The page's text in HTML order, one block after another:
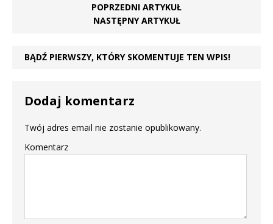
POPRZEDNI ARTYKUŁ
NASTĘPNY ARTYKUŁ
BĄDŹ PIERWSZY, KTÓRY SKOMENTUJE TEN WPIS!
Dodaj komentarz
Twój adres email nie zostanie opublikowany.
Komentarz